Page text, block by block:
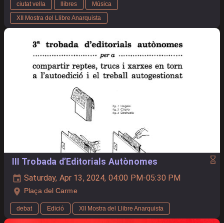
ciutat vella llibres
Música
XII Mostra del Llibre Anarquista
III Trobada d’Editorials Autònomes
Saturday, Apr 13, 2024, 04:00 PM-05:30 PM
Plaça del Carme
debat Edició XII Mostra del Llibre Anarquista